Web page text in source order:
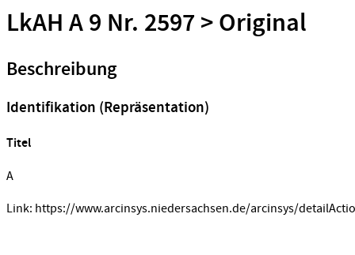
LkAH A 9 Nr. 2597 > Original
Beschreibung
Identifikation (Repräsentation)
Titel
A
Link: https://www.arcinsys.niedersachsen.de/arcinsys/